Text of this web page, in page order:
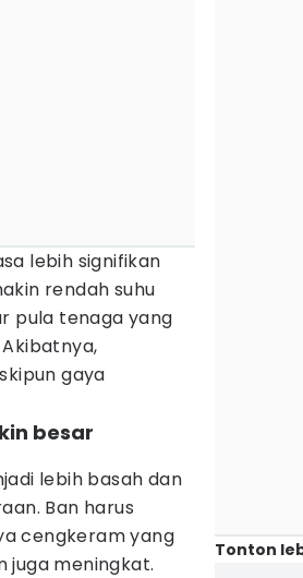
lebih signifikan
rendah suhu
pula tenaga yang
gaya
besar
lebih basah dan
Ban harus
cengkeram yang
juga meningkat.
Tonton